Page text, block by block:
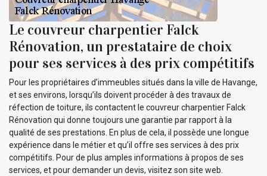
Le couvreur charpentier Falck
Rénovation, un prestataire de choix
pour ses services à des prix compétitifs
Pour les propriétaires d’immeubles situés dans la ville de Havange,
et ses environs, lorsqu’ils doivent procéder à des travaux de
réfection de toiture, ils contactent le couvreur charpentier Falck
Rénovation qui donne toujours une garantie par rapport à la
qualité de ses prestations. En plus de cela, il possède une longue
expérience dans le métier et qu’il offre ses services à des prix
compétitifs. Pour de plus amples informations à propos de ses
services, et pour demander un devis, visitez son site web.